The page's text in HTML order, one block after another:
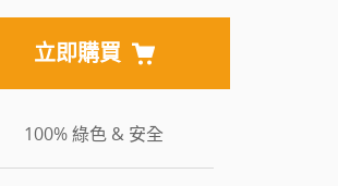
立即購買
100%綠色 & 安全